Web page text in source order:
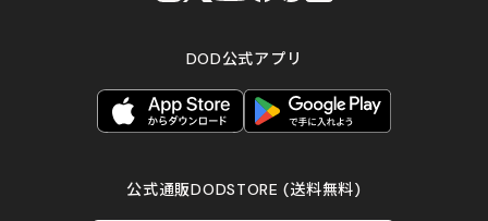
DOD公式アプリ
公式通販DODSTORE(送料無料)